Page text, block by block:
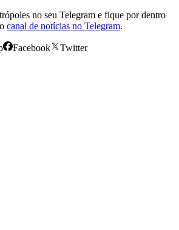
no seu Telegram e fique por dentro
canal de notícias no Telegram.
Facebook
Twitter